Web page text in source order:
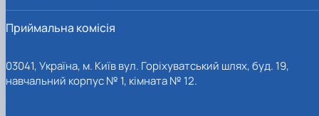
Приймальна комісія
03041, Україна, м. Київ вул. Горіхуватський шлях, буд. 19,
навчальний корпус № 1, кімната № 12.